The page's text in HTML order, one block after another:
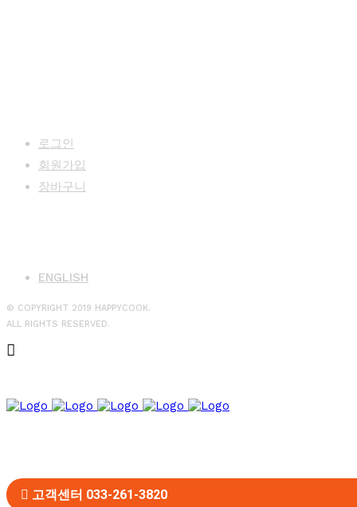
로그인
회원가입
장바구니
ENGLISH
© COPYRIGHT 2019 HAPPYCOOK.
ALL RIGHTS RESERVED.
고객센터 033-261-3820